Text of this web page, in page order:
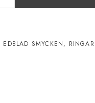
EDBLAD SMYCKEN, RINGAR